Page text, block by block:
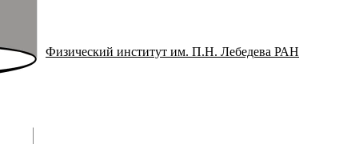
Физический институт им. П.Н. Лебедева РАН